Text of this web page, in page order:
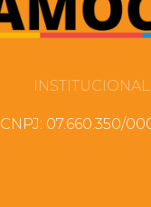
INSTITUCIONAL
CNPJ: 07.660.350/